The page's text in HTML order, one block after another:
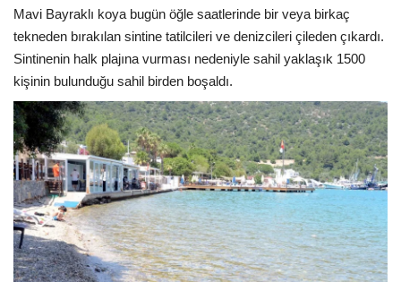
Mavi Bayraklı koya bugün öğle saatlerinde bir veya birkaç
tekneden bırakılan sintine tatilcileri ve denizcileri çileden çıkardı.
Sintinenin halk plajına vurması nedeniyle sahil yaklaşık 1500
kişinin bulunduğu sahil birden boşaldı.